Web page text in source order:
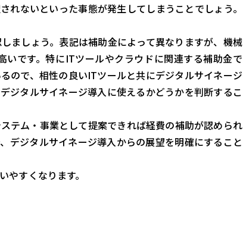
ないといった事態が発生してしまうことでしょう。
ましょう。表記は補助金によって異なりますが、機械
です。特にITツールやクラウドに関連する補助金で
ので、相性の良いITツールと共にデジタルサイネージ
ジタルサイネージ導入に使えるかどうかを判断するこ
テム・事業として提案できれば経費の補助が認められ
デジタルサイネージ導入からの展望を明確にすること
すくなります。